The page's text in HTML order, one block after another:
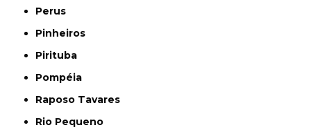
Perus
Pinheiros
Pirituba
Pompéia
Raposo Tavares
Rio Pequeno